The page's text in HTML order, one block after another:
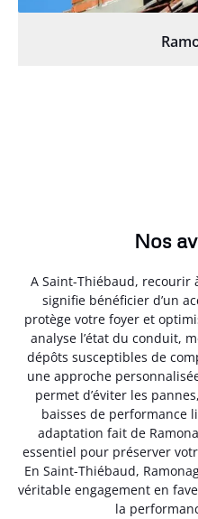
Nos
A Saint-Thiébaud, recourir
signifie bénéficier d’un
protège votre foyer et
analyse l’état du conduit,
dépôts susceptibles de
une approche
permet d’éviter les
baisses de performance
adaptation fait de
essentiel pour préserver
En Saint-Thiébaud,
véritable engagement en
la